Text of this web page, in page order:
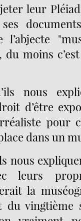
leur
moins
nous
d’être
pour
dans un
nous
leurs
la
du vingtième